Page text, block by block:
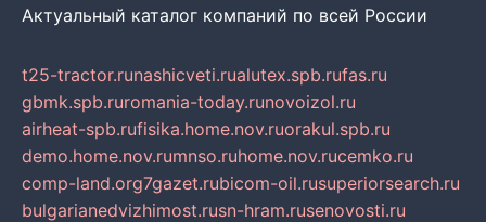
Актуальный каталог компаний по всей России
t25-tractor.runashicveti.rualutex.spb.rufas.ru
gbmk.spb.ruromania-today.runovoizol.ru
airheat-spb.rufisika.home.nov.ruorakul.spb.ru
demo.home.nov.rumnso.ruhome.nov.rucemko.ru
comp-land.org7gazet.rubicom-oil.rusuperiorsearch.ru
bulgarianedvizhimost.rusn-hram.rusenovosti.ru